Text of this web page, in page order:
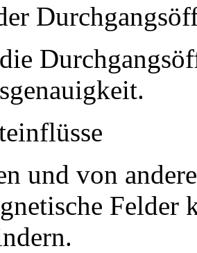
und von
Felder